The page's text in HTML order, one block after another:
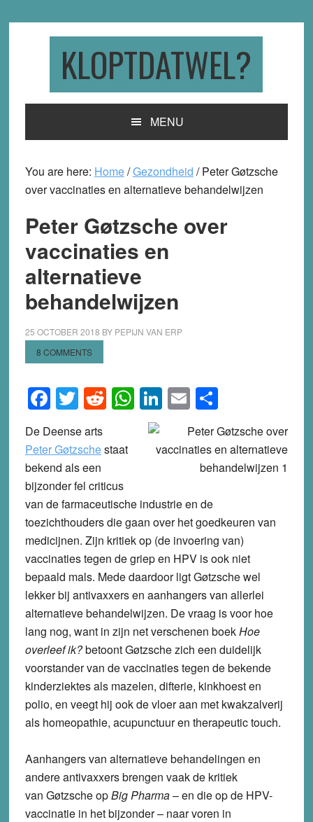
KLOPTDATWEL?
MENU
You are here: Home/Gezondheid /Peter Gøtzsche
over vaccinaties en alternatieve behandelwijzen
Peter Gøtzsche over
vaccinaties en
alternatieve
behandelwijzen
25 OCTOBER 2018 BY PEPIJN VAN ERP
8 COMMENTS
Facebook
Twitter
Reddit
WhatsApp
LinkedIn
EmailShare
De Deense arts
Peter Gøtzschestaat
bekend als een
bijzonder fel criticus
van de farmaceutische industrie en de
toezichthouders die gaan over het goedkeuren van
medicijnen. Zijn kritiek op (de invoering van)
vaccinaties tegen de griep en HPV is ook niet
bepaald mals. Mede daardoor ligt Gøtzsche wel
lekker bij antivaxxers en aanhangers van allerlei
alternatieve behandelwijzen. De vraag is voor hoe
lang nog, want in zijn net verschenen boekHoe
overleef ik?betoont Gøtzsche zich een duidelijk
voorstander van de vaccinaties tegen de bekende
kinderziektes als mazelen, difterie, kinkhoest en
polio, en veegt hij ook de vloer aan met kwakzalverij
als homeopathie, acupunctuur en therapeutic touch.
Aanhangers van alternatieve behandelingen en
andere antivaxxers brengen vaak de kritiek
van Gøtzsche opBig Pharma– en die op de HPV-
vaccinatie in het bijzonder – naar voren in